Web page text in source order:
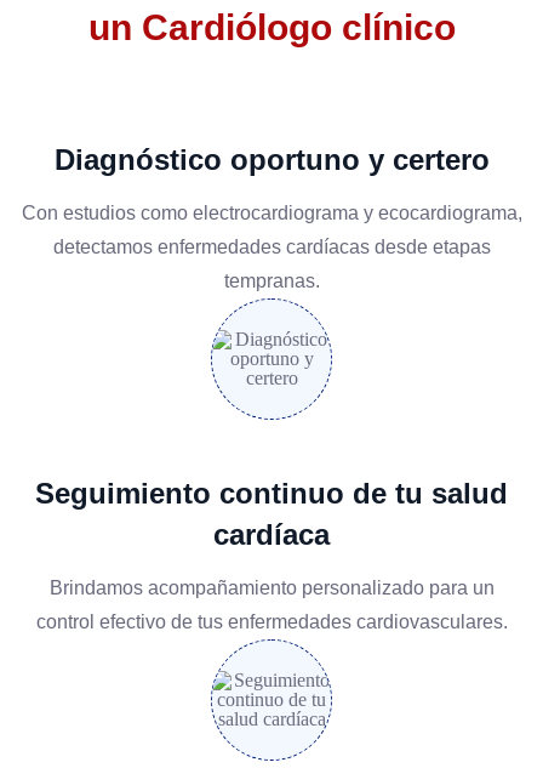
un Cardiólogo clínico
Diagnóstico oportuno y certero
Con estudios como electrocardiograma y ecocardiograma,
detectamos enfermedades cardíacas desde etapas
tempranas.
Seguimiento continuo de tu salud
cardíaca
Brindamos acompañamiento personalizado para un
control efectivo de tus enfermedades cardiovasculares.